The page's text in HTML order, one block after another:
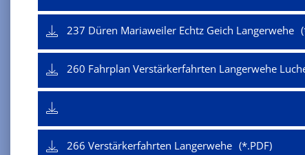
237 Düren Mariaweiler Echtz Geich Langerwehe
260 Fahrplan Verstärkerfahrten Langerwehe
266 Verstärkerfahrten Langerwehe